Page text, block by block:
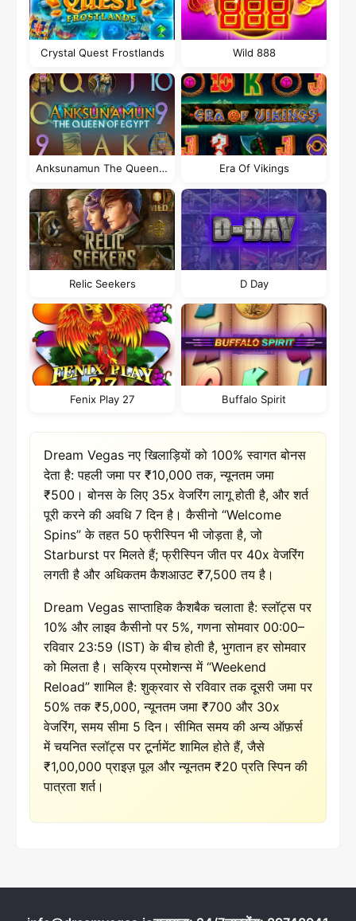
Crystal Quest Frostlands Wild 888
Anksunamun The Queen Of Egypt Era Of Vikings
Relic Seekers D Day
Fenix Play 27 Buffalo Spirit
Dream Vegas नए खिलाड़ियों को 100% स्वागत बोनस
देता है: पहली जमा पर ₹10,000 तक, न्यूनतम जमा
₹500। बोनस के लिए 35x वेजरिंग लागू होती है, और शर्त
पूरी करने की अवधि 7 दिन है। कैसीनो “Welcome
Spins” के तहत 50 फ्रीस्पिन भी जोड़ता है, जो
Starburst पर मिलते हैं; फ्रीस्पिन जीत पर 40x वेजरिंग
लगती है और अधिकतम कैशआउट ₹7,500 तय है।
Dream Vegas साप्ताहिक कैशबैक चलाता है: स्लॉट्स पर
10% और लाइव कैसीनो पर 5%, गणना सोमवार 00:00–
रविवार 23:59 (IST) के बीच होती है, भुगतान हर सोमवार
को मिलता है। सक्रिय प्रमोशन्स में “Weekend
Reload” शामिल है: शुक्रवार से रविवार तक दूसरी जमा पर
50% तक ₹5,000, न्यूनतम जमा ₹700 और 30x
वेजरिंग, समय सीमा 5 दिन। सीमित समय की अन्य ऑफ़र्स
में चयनित स्लॉट्स पर टूर्नामेंट शामिल होते हैं, जैसे
₹1,00,000 प्राइज़ पूल और न्यूनतम ₹20 प्रति स्पिन की
पात्रता शर्त।